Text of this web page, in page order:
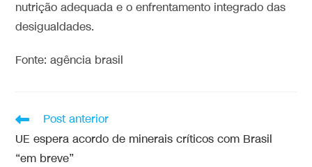
nutrição adequada e o enfrentamento integrado das
desigualdades.
Fonte: agência brasil
Post anterior
UE espera acordo de minerais críticos com Brasil
“em breve”